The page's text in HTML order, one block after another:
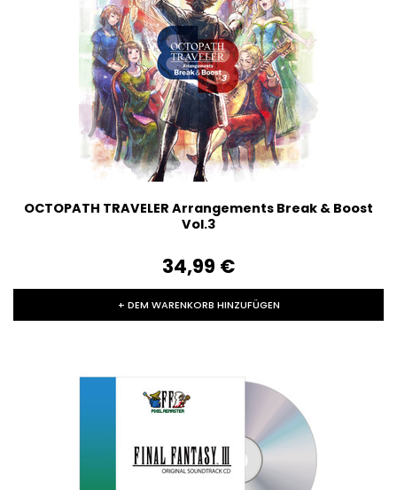
OCTOPATH TRAVELER Arrangements Break & Boost
Vol.3
34,99‎ ‎€
+ DEM WARENKORB HINZUFÜGEN